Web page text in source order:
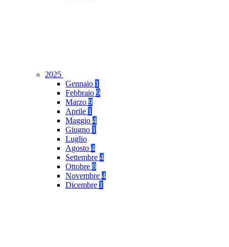
2025
Gennaio 1
Febbraio 9
Marzo 9
Aprile 1
Maggio 4
Giugno 1
Luglio
Agosto 4
Settembre 4
Ottobre 8
Novembre 4
Dicembre 1